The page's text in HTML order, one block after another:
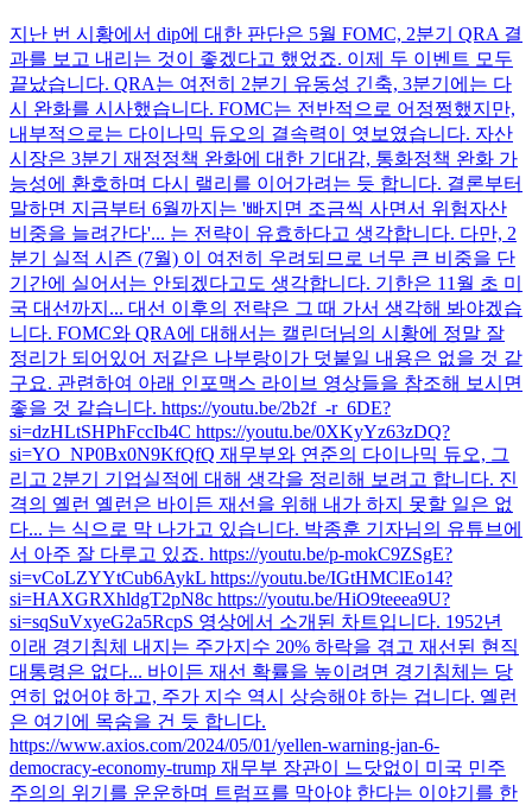
지난 번 시황에서 dip에 대한 판단은 5월 FOMC, 2분기 QRA 결
과를 보고 내리는 것이 좋겠다고 했었죠. 이제 두 이벤트 모두
끝났습니다. QRA는 여전히 2분기 유동성 긴축, 3분기에는 다
시 완화를 시사했습니다. FOMC는 전반적으로 어정쩡했지만,
내부적으로는 다이나믹 듀오의 결속력이 엿보였습니다. 자산
시장은 3분기 재정정책 완화에 대한 기대감, 통화정책 완화 가
능성에 환호하며 다시 랠리를 이어가려는 듯 합니다. 결론부터
말하면 지금부터 6월까지는 '빠지면 조금씩 사면서 위험자산
비중을 늘려간다'... 는 전략이 유효하다고 생각합니다. 다만, 2
분기 실적 시즌 (7월) 이 여전히 우려되므로 너무 큰 비중을 단
기간에 실어서는 안되겠다고도 생각합니다. 기한은 11월 초 미
국 대선까지... 대선 이후의 전략은 그 때 가서 생각해 봐야겠습
니다. FOMC와 QRA에 대해서는 캘린더님의 시황에 정말 잘
정리가 되어있어 저같은 나부랑이가 덧붙일 내용은 없을 것 같
구요. 관련하여 아래 인포맥스 라이브 영상들을 참조해 보시면
좋을 것 같습니다. https://youtu.be/2b2f_-r_6DE?
si=dzHLtSHPhFccIb4C https://youtu.be/0XKyYz63zDQ?
si=YO_NP0Bx0N9KfQfQ 재무부와 연준의 다이나믹 듀오, 그
리고 2분기 기업실적에 대해 생각을 정리해 보려고 합니다. 진
격의 옐런 옐런은 바이든 재선을 위해 내가 하지 못할 일은 없
다... 는 식으로 막 나가고 있습니다. 박종훈 기자님의 유튜브에
서 아주 잘 다루고 있죠. https://youtu.be/p-mokC9ZSgE?
si=vCoLZYYtCub6AykL https://youtu.be/IGtHMClEo14?
si=HAXGRXhldgT2pN8c https://youtu.be/HiO9teeea9U?
si=sqSuVxyeG2a5RcpS 영상에서 소개된 차트입니다. 1952년
이래 경기침체 내지는 주가지수 20% 하락을 겪고 재선된 현직
대통령은 없다... 바이든 재선 확률을 높이려면 경기침체는 당
연히 없어야 하고, 주가 지수 역시 상승해야 하는 겁니다. 옐런
은 여기에 목숨을 건 듯 합니다.
https://www.axios.com/2024/05/01/yellen-warning-jan-6-
democracy-economy-trump 재무부 장관이 느닷없이 미국 민주
주의의 위기를 운운하며 트럼프를 막아야 한다는 이야기를 한